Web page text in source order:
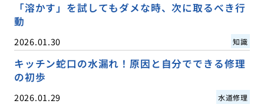
「溶かす」を試してもダメな時、次に取るべき行
動
2026.01.30 知識
キッチン蛇口の水漏れ！原因と自分でできる修理
の初歩
2026.01.29 水道修理